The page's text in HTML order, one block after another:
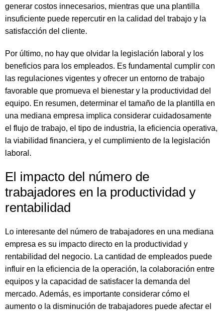
generar costos innecesarios, mientras que una plantilla
insuficiente puede repercutir en la calidad del trabajo y la
satisfacción del cliente.
Por último, no hay que olvidar la legislación laboral y los
beneficios para los empleados. Es fundamental cumplir con
las regulaciones vigentes y ofrecer un entorno de trabajo
favorable que promueva el bienestar y la productividad del
equipo. En resumen, determinar el tamaño de la plantilla en
una mediana empresa implica considerar cuidadosamente
el flujo de trabajo, el tipo de industria, la eficiencia operativa,
la viabilidad financiera, y el cumplimiento de la legislación
laboral.
El impacto del número de
trabajadores en la productividad y
rentabilidad
Lo interesante del número de trabajadores en una mediana
empresa es su impacto directo en la productividad y
rentabilidad del negocio. La cantidad de empleados puede
influir en la eficiencia de la operación, la colaboración entre
equipos y la capacidad de satisfacer la demanda del
mercado. Además, es importante considerar cómo el
aumento o la disminución de trabajadores puede afectar el